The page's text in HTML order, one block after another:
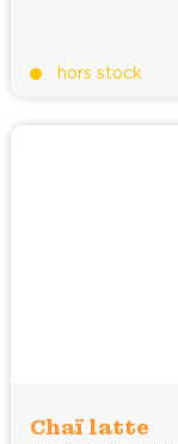
hors stock
Chaï latte